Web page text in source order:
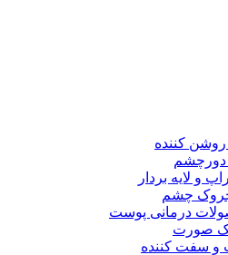
کننده
و لایه بردار
چشم
درمانی پوست
صورت
و سفت کننده